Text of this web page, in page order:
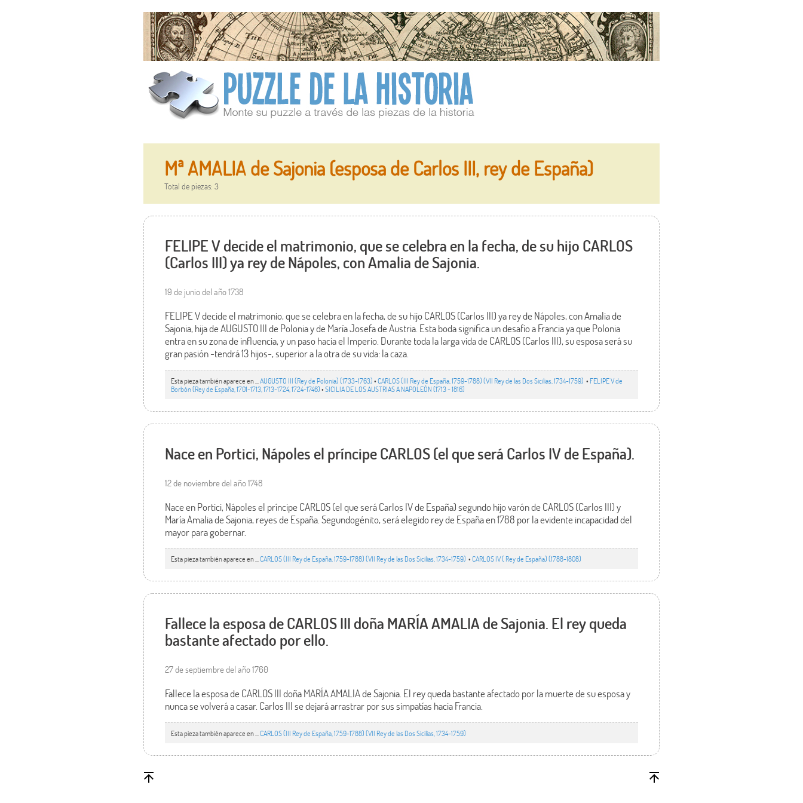
Mª AMALIA de Sajonia (esposa de Carlos III, rey de España)
Total de piezas: 3
FELIPE V decide el matrimonio, que se celebra en la fecha, de su hijo CARLOS
(Carlos III) ya rey de Nápoles, con Amalia de Sajonia.
19 de junio del año 1738
FELIPE V decide el matrimonio, que se celebra en la fecha, de su hijo CARLOS (Carlos III) ya rey de Nápoles, con Amalia de
Sajonia, hija de AUGUSTO III de Polonia y de María Josefa de Austria. Esta boda significa un desafío a Francia ya que Polonia
entra en su zona de influencia, y un paso hacia el Imperio. Durante toda la larga vida de CARLOS (Carlos III), su esposa será su
gran pasión -tendrá 13 hijos-, superior a la otra de su vida: la caza.
Esta pieza también aparece en ...AUGUSTO III (Rey de Polonia) (1733-1763)•CARLOS (III Rey de España, 1759-1788) (VII Rey de las Dos Sicilias, 1734-1759) • FELIPE V de
Borbón (Rey de España, 1701-1713, 1713-1724, 1724-1746)•SICILIA DE LOS AUSTRIAS A NAPOLEÓN (1713 - 1816)
Nace en Portici, Nápoles el príncipe CARLOS (el que será Carlos IV de España).
12 de noviembre del año 1748
Nace en Portici, Nápoles el príncipe CARLOS (el que será Carlos IV de España) segundo hijo varón de CARLOS (Carlos III) y
María Amalia de Sajonia, reyes de España. Segundogénito, será elegido rey de España en 1788 por la evidente incapacidad del
mayor para gobernar.
Esta pieza también aparece en ...CARLOS (III Rey de España, 1759-1788) (VII Rey de las Dos Sicilias, 1734-1759) •CARLOS IV ( Rey de España) (1788-1808)
Fallece la esposa de CARLOS III doña MARÍA AMALIA de Sajonia. El rey queda
bastante afectado por ello.
27 de septiembre del año 1760
Fallece la esposa de CARLOS III doña MARÍA AMALIA de Sajonia. El rey queda bastante afectado por la muerte de su esposa y
nunca se volverá a casar. Carlos III se dejará arrastrar por sus simpatías hacia Francia.
Esta pieza también aparece en ...CARLOS (III Rey de España, 1759-1788) (VII Rey de las Dos Sicilias, 1734-1759)